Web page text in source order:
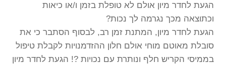
הגעת לחדר מיון אולם לא טופלת בזמן ו/או כיאות
וכתוצאה מכך נגרמה לך נכות?
הגעת לחדר מיון, המתנת זמן רב, לבסוף הסתבר כי את
סובלת מאוטם מוחי אולם חלון ההזדמנויות לקבלת טיפול
בממיסי הקריש חלף ונותרת עם נכויות ?! הגעת לחדר מיון